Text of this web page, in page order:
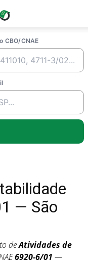
CBO/CNAE
— São
deAtividades de
6920-6/01 —